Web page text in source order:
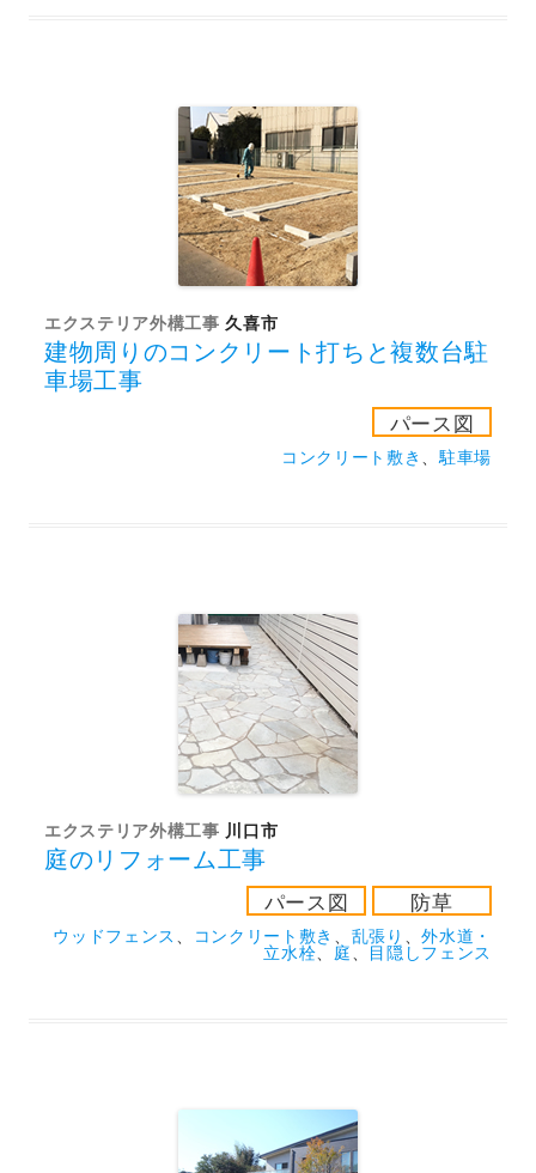
エクステリア外構工事 久喜市
建物周りのコンクリート打ちと複数台駐
車場工事
パース図
コンクリート敷き 駐車場
エクステリア外構工事 川口市
庭のリフォーム工事
パース図 防草
ウッドフェンス コンクリート敷き 乱張り 、外水道・
立水栓
庭 目隠しフェンス